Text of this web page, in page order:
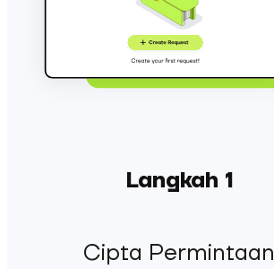
Langkah 1
Cipta Permintaan